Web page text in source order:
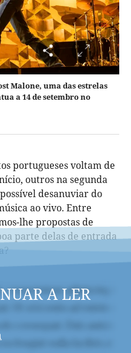
Malone, uma das estrelas
a 14 de setembro no
portugueses voltam de
outros na segunda
desanuviar do
ao vivo. Entre
lhe propostas de
parte delas de entrada
A LER